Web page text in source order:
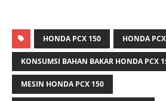
HONDA PCX 150 HONDA
KONSUMSI BAHAN BAKAR HONDA PCX
MESIN HONDA PCX 150